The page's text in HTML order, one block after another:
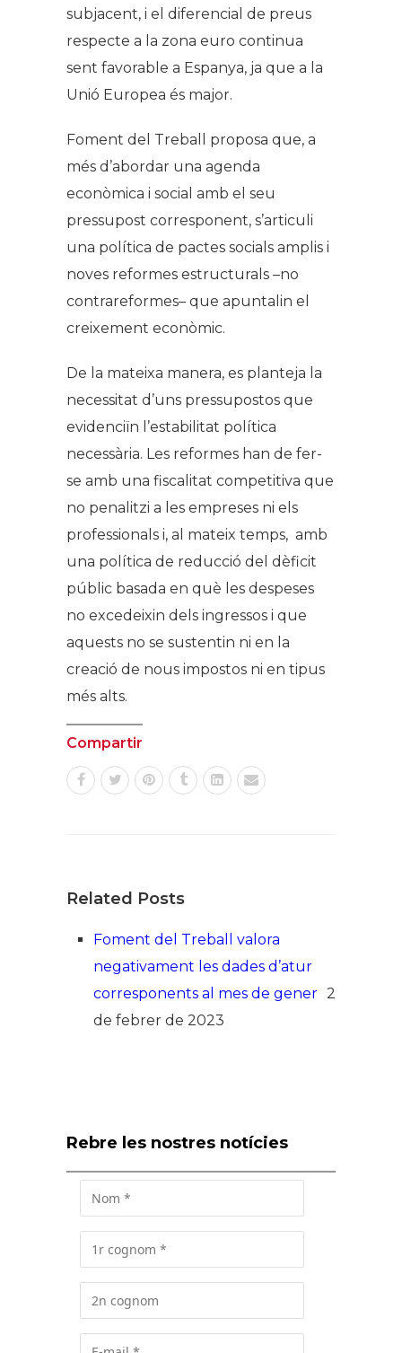
subjacent, i el diferencial de preus
respecte a la zona euro continua
sent favorable a Espanya, ja que a la
Unió Europea és major.
Foment del Treball proposa que, a
més d’abordar una agenda
econòmica i social amb el seu
pressupost corresponent, s’articuli
una política de pactes socials amplis i
noves reformes estructurals –no
contrareformes– que apuntalin el
creixement econòmic.
De la mateixa manera, es planteja la
necessitat d’uns pressupostos que
evidenciïn l’estabilitat política
necessària. Les reformes han de fer-
se amb una fiscalitat competitiva que
no penalitzi a les empreses ni els
professionals i, al mateix temps, amb
una política de reducció del dèficit
públic basada en què les despeses
no excedeixin dels ingressos i que
aquests no se sustentin ni en la
creació de nous impostos ni en tipus
més alts.
Compartir
Related Posts
Foment del Treball valora
negativament les dades d’atur
corresponents al mes de gener 2
de febrer de 2023
Rebre les nostres notícies